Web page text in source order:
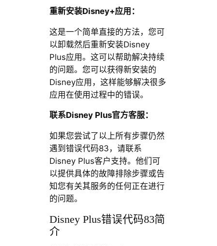
重新安装Disney+应用：
这是一个简单直接的方法，您可
以卸载然后重新安装Disney
Plus应用。这可以帮助解决持续
的问题。您可以获得新安装的
Disney应用，这样能够解决很多
应用在使用过程中的错误。
联系Disney Plus官方客服：
如果您尝试了以上所有步骤仍然
遇到错误代码83，请联系
Disney Plus客户支持。他们可
以提供具体的故障排除步骤或告
知您有关其服务的任何正在进行
的问题。
Disney Plus错误代码83简
介